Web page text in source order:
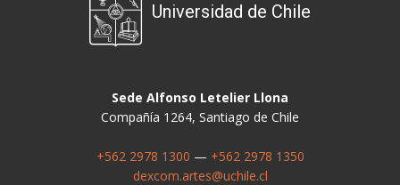
Universidad de Chile
Sede Alfonso Letelier Llona
Compañía 1264, Santiago de Chile
+562 2978 1300 — +562 2978 1350
dexcom.artes@uchile.cl